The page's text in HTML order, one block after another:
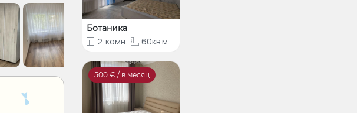
Ботаника
2 комн. 60кв.м.
500 € / в месяц